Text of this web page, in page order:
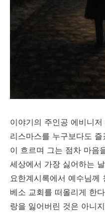
이야기의 주인공 에비니
리스마스를 누구보다도
이 흐르며 그는 점차 마음
세상에서 가장 싫어하는
요한계시록에서 예수님께
베소 교회를 떠올리게 한
랑을 잃어버린 것은 아니